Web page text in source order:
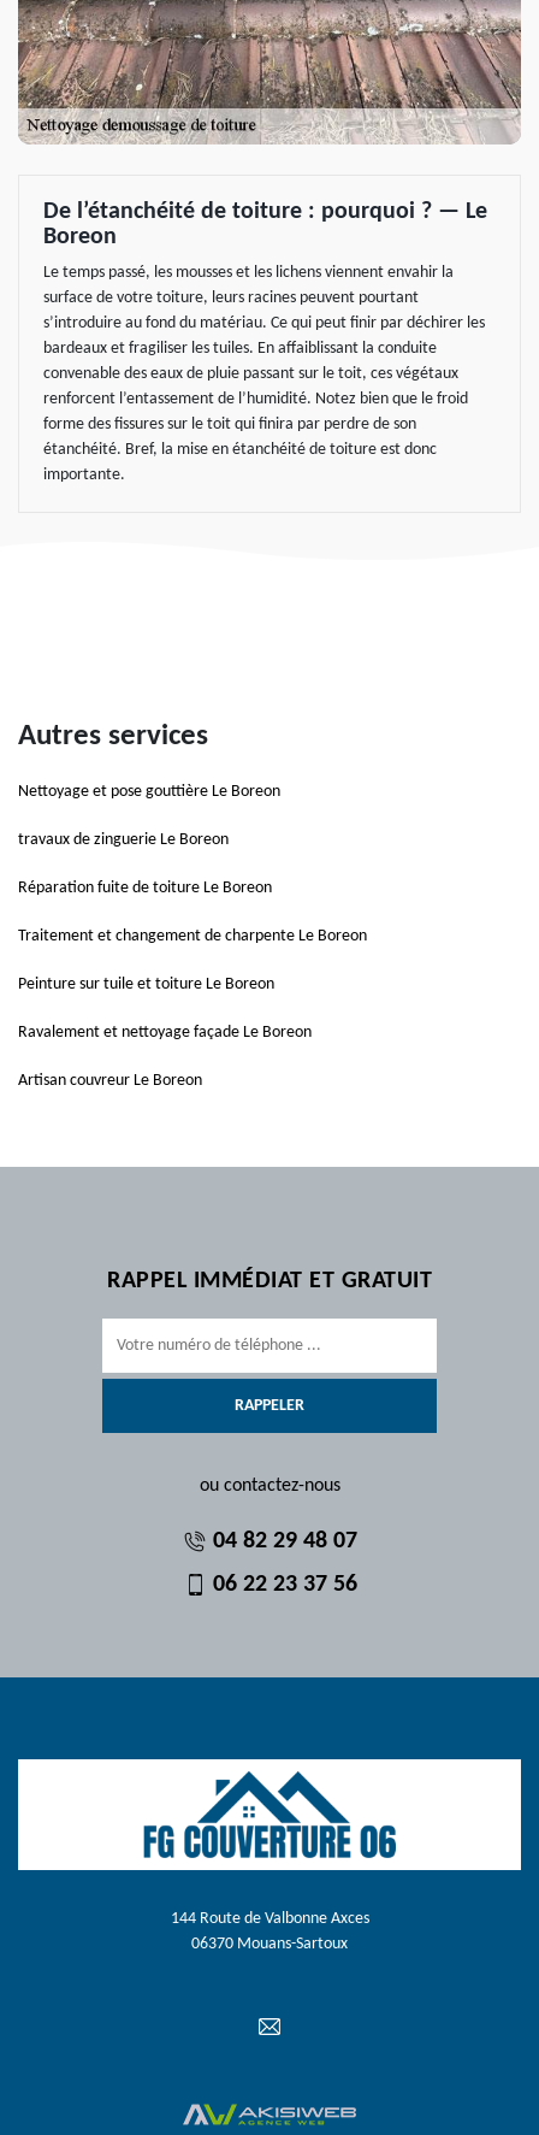
De l’étanchéité de toiture : pourquoi ? — Le
Boreon
Le temps passé, les mousses et les lichens viennent envahir la
surface de votre toiture, leurs racines peuvent pourtant
s’introduire au fond du matériau. Ce qui peut finir par déchirer les
bardeaux et fragiliser les tuiles. En affaiblissant la conduite
convenable des eaux de pluie passant sur le toit, ces végétaux
renforcent l’entassement de l’humidité. Notez bien que le froid
forme des fissures sur le toit qui finira par perdre de son
étanchéité. Bref, la mise en étanchéité de toiture est donc
importante.
Autres services
Nettoyage et pose gouttière Le Boreon
travaux de zinguerie Le Boreon
Réparation fuite de toiture Le Boreon
Traitement et changement de charpente Le Boreon
Peinture sur tuile et toiture Le Boreon
Ravalement et nettoyage façade Le Boreon
Artisan couvreur Le Boreon
RAPPEL IMMÉDIAT ET GRATUIT
ou contactez-nous
04 82 29 48 07
06 22 23 37 56
144 Route de Valbonne Axces
06370 Mouans-Sartoux